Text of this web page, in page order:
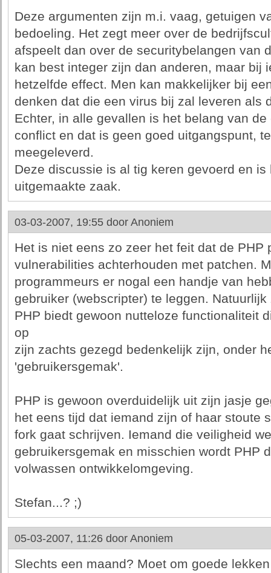
Deze argumenten zijn m.i. vaag, getuigen
bedoeling. Het zegt meer over de
afspeelt dan over de securitybelangen van
kan best integer zijn dan anderen, maar bij
hetzelfde effect. Men kan makkelijker bij
denken dat die een virus bij zal leveren als
Echter, in alle gevallen is het belang van
conflict en dat is geen goed uitgangspunt,
meegeleverd.
Deze discussie is al tig keren gevoerd en
uitgemaakte zaak.
03-03-2007, 19:55 door Anoniem
Het is niet eens zo zeer het feit dat de PHP
vulnerabilities achterhouden met patchen.
programmeurs er nogal een handje van
gebruiker (webscripter) te leggen.
PHP biedt gewoon nutteloze functionaliteit
op
zijn zachts gezegd bedenkelijk zijn, onder
'gebruikersgemak'.
PHP is gewoon overduidelijk uit zijn jasje
het eens tijd dat iemand zijn of haar stoute
fork gaat schrijven. Iemand die veiligheid
gebruikersgemak en misschien wordt PHP
volwassen ontwikkelomgeving.
Stefan...? ;)
05-03-2007, 11:26 door Anoniem
Slechts een maand? Moet om goede